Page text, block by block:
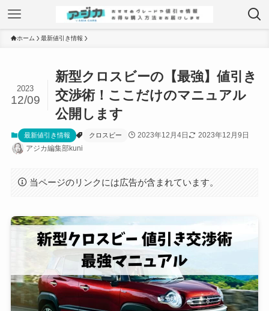
ホーム 最新値引き情報
新型クロスビーの【最強】値引き
交渉術！ここだけのマニュアル
公開します
2023
12/09
最新値引き情報 クロスビー 2023年12月4日
2023年12月9日
アジカ編集部kuni
当ページのリンクには広告が含まれています。